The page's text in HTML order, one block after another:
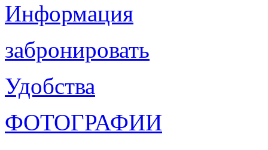
Информация
забронировать
Удобства
ФОТОГРАФИИ